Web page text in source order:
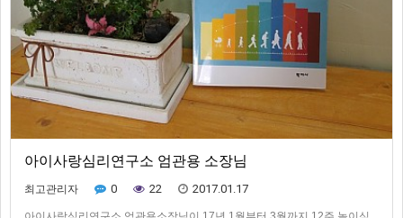
아이사랑심리연구소 엄관용 소장님
최고관리자 0 22 2017.01.17